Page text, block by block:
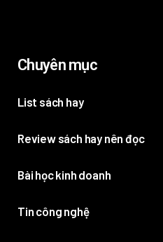
Chuyên mục
List sách hay
Review sách hay nên đọc
Bài học kinh doanh
Tin công nghệ